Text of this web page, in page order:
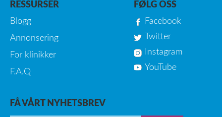
RESSURSER
Blogg
Annonsering
For klinikker
F.A.Q
FØLG OSS
Facebook
Twitter
Instagram
YouTube
FÅ VÅRT NYHETSBREV